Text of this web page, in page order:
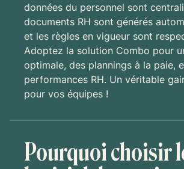
données du personnel sont
documents RH sont générés
et les règles en vigueur sont
Adoptez la solution Combo pour
optimale, des plannings à la paie,
performances RH. Un véritable
pour vos équipes !
Pourquoi choisir